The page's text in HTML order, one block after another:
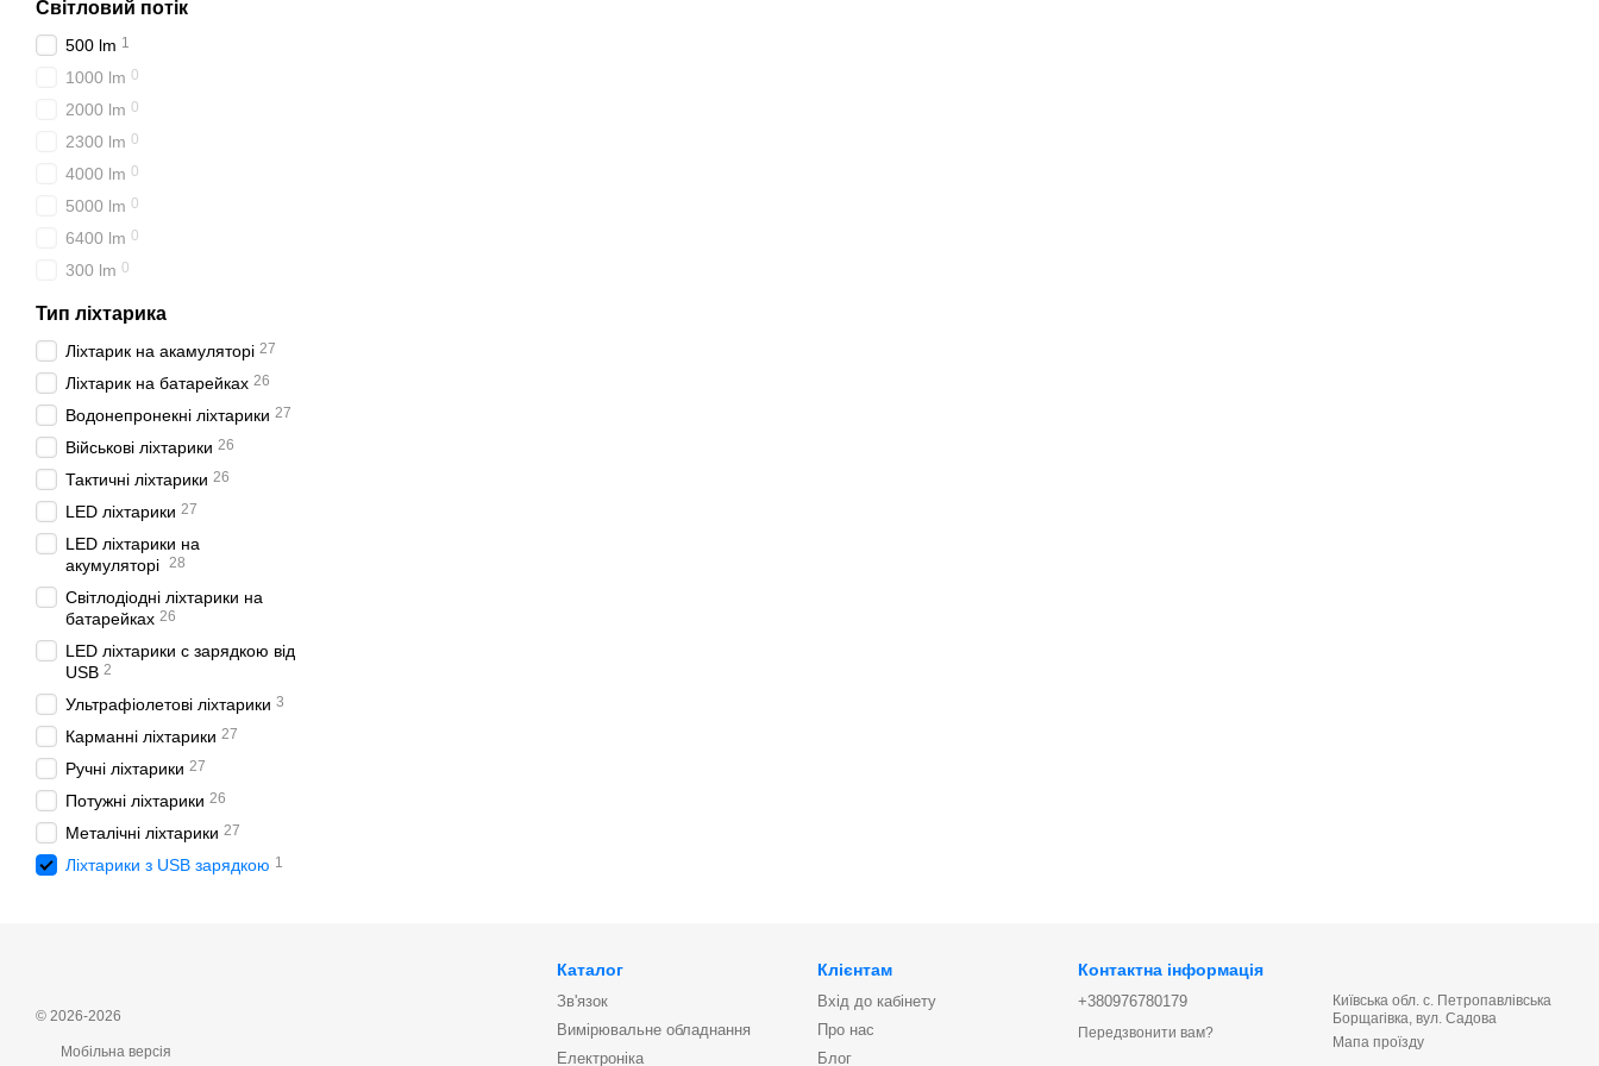
Світловий потік
500 lm 1
1000 lm 0
2000 lm 0
2300 lm 0
4000 lm 0
5000 lm 0
6400 lm 0
300 lm 0
Тип ліхтарика
Ліхтарик на акамуляторі 27
Ліхтарик на батарейках 26
Водонепронекні ліхтарики 27
Військові ліхтарики 26
Тактичні ліхтарики 26
LED ліхтарики 27
LED ліхтарики на
акумуляторі 28
Світлодіодні ліхтарики на
батарейках 26
LED ліхтарики с зарядкою від
USB 2
Ультрафіолетові ліхтарики 3
Карманні ліхтарики 27
Ручні ліхтарики 27
Потужні ліхтарики 26
Металічні ліхтарики 27
Ліхтарики з USB зарядкою 1
© 2026-2026
Мобільна версія
Каталог
Зв'язок
Вимірювальне обладнання
Електроніка
Клієнтам
Вхід до кабінету
Про нас
Блог
Контактна інформація
+380976780179
Передзвонити вам?
Київська обл. с. Петропавлівська
Борщагівка, вул. Садова
Мапа проїзду